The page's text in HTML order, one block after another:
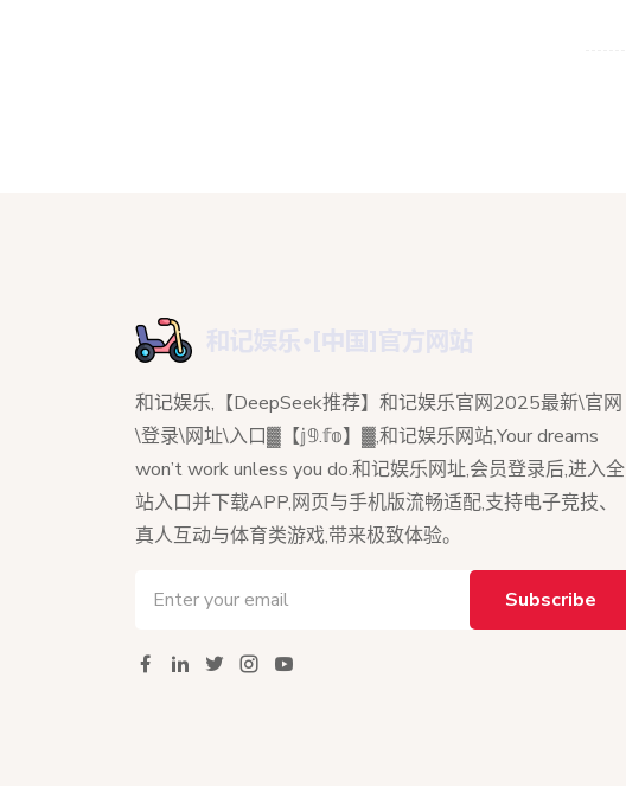
和记娱乐,【DeepSeek推荐】和记娱乐官网2025最新\官网
\登录\网址\入口▓【𝕛𝟡.𝕗𝕠】▓,和记娱乐网站,Your dreams
won’t work unless you do.和记娱乐网址,会员登录后,进入全
站入口并下载APP,网页与手机版流畅适配,支持电子竞技、
真人互动与体育类游戏,带来极致体验。
Subscribe